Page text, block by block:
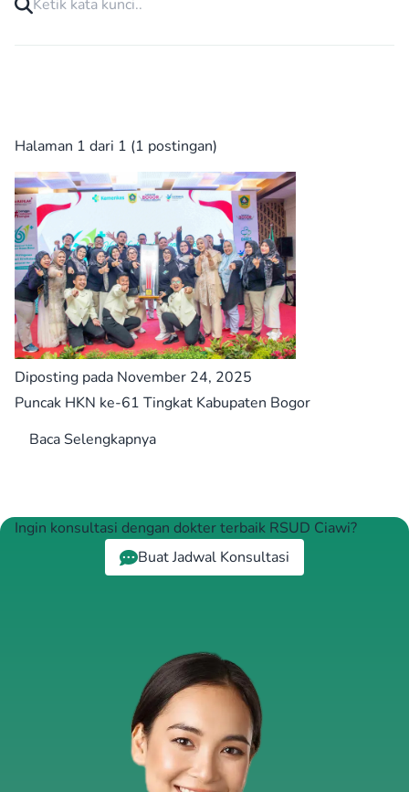
Halaman 1 dari 1 (1 postingan)
Diposting pada November 24, 2025
Puncak HKN ke-61 Tingkat Kabupaten Bogor
Baca Selengkapnya
Ingin konsultasi dengan dokter terbaik RSUD Ciawi?
Buat Jadwal Konsultasi